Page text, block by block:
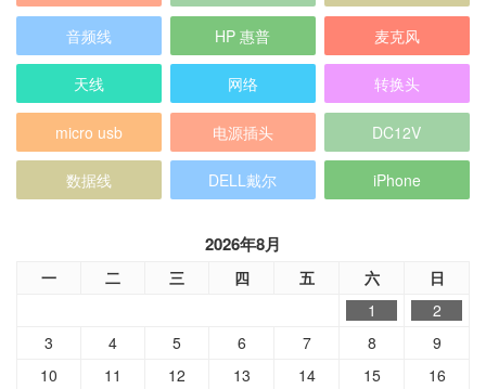
音频线 HP 惠普 麦克风
天线 网络 转换头
micro usb 电源插头 DC12V
数据线 DELL戴尔 iPhone
2026年8月
一 二 三 四 五 六 日
1
2
3
4 5 6 7 8
9
10
11 12 13 14 15
16